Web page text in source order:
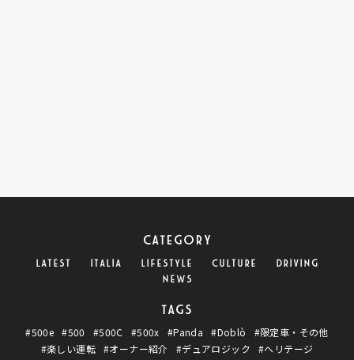
CATEGORY
LATEST ITALIA LIFESTYLE CULTURE
DRIVING
NEWS
TAGS
#500e #500 #500C #500x #Panda #Doblò
#限定車・その他
#楽しい運転 #オーナー紹介 #デュアロジック
#ヘリテージ